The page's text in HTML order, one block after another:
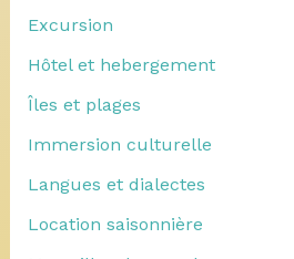
Excursion
Hôtel et hebergement
Îles et plages
Immersion culturelle
Langues et dialectes
Location saisonnière